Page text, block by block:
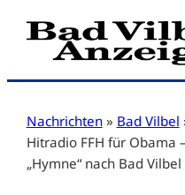
Zum
Inhalt
Nachrichten » Bad Vilbel
Hitradio FFH für Obama
„Hymne“ nach Bad Vilbel